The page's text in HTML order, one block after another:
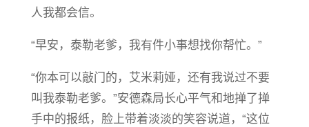
人我都会信。
“早安，泰勒老爹，我有件小事想找你帮忙。”
“你本可以敲门的，艾米莉娅，还有我说过不要
叫我泰勒老爹。”安德森局长心平气和地掸了掸
手中的报纸，脸上带着淡淡的笑容说道，“这位